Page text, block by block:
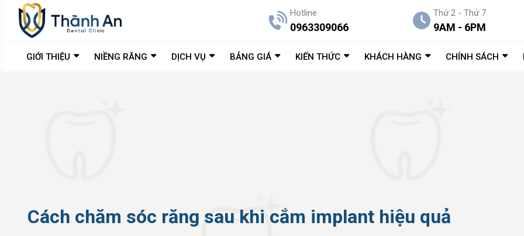
Hotline
0963309066
Thứ 2 - Thứ 7
9AM - 6PM
GIỚI THIỆU NIỀNG RĂNG DỊCH VỤ BẢNG GIÁ KIẾN THỨC KHÁCH HÀNG CHÍNH SÁCH
Cách chăm sóc răng sau khi cắm implant hiệu quả